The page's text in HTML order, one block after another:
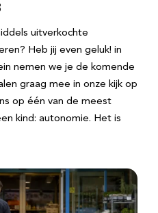
uitverkochte
Heb jij even geluk! in
nemen we je de komende
graag mee in onze kijk op
op één van de meest
kind: autonomie. Het is